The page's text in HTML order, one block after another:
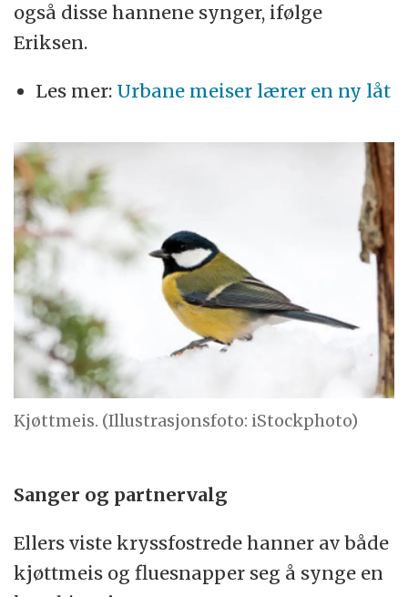
også disse hannene synger, ifølge
Eriksen.
Les mer: Urbane meiser lærer en ny låt
Kjøttmeis. (Illustrasjonsfoto: iStockphoto)
Sanger og partnervalg
Ellers viste kryssfostrede hanner av både
kjøttmeis og fluesnapper seg å synge en